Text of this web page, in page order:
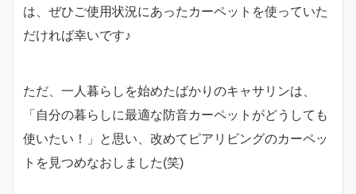
は、ぜひご使用状況にあったカーペットを使っていた
だければ幸いです♪
ただ、一人暮らしを始めたばかりのキャサリンは、
「自分の暮らしに最適な防音カーペットがどうしても
使いたい！」と思い、改めてピアリビングのカーペッ
トを見つめなおしました(笑)